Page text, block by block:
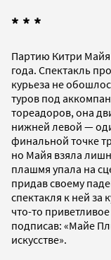
* * *
Партию Китри Майя
года. Спектакль
курьеза не
туров под
тореадоров, она
нижней левой —
финальной точке
но Майя взяла
плашмя упала на
придав своему
спектакля к ней за
что-то
подписав: «Майе
искусстве».